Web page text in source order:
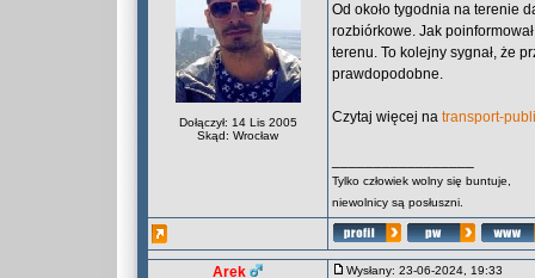
Dołączył: 14 Lis 2005
Skąd: Wrocław
Od około tygodnia na terenie
rozbiórkowe. Jak
terenu. To kolejny sygnał, że
prawdopodobne.
Czytaj więcej na transport-
Tylko człowiek wolny się buntuje,
niewolnicy są posłuszni.
Arek Wysłany: 23-06-2024, 19:33